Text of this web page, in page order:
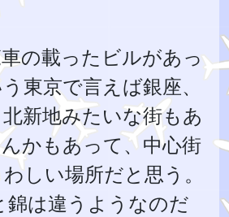
の載ったビルがあっ
東京で言えば銀座、
新地みたいな街もあ
かもあって、中心街
しい場所だと思う。
錦は違うようなのだ